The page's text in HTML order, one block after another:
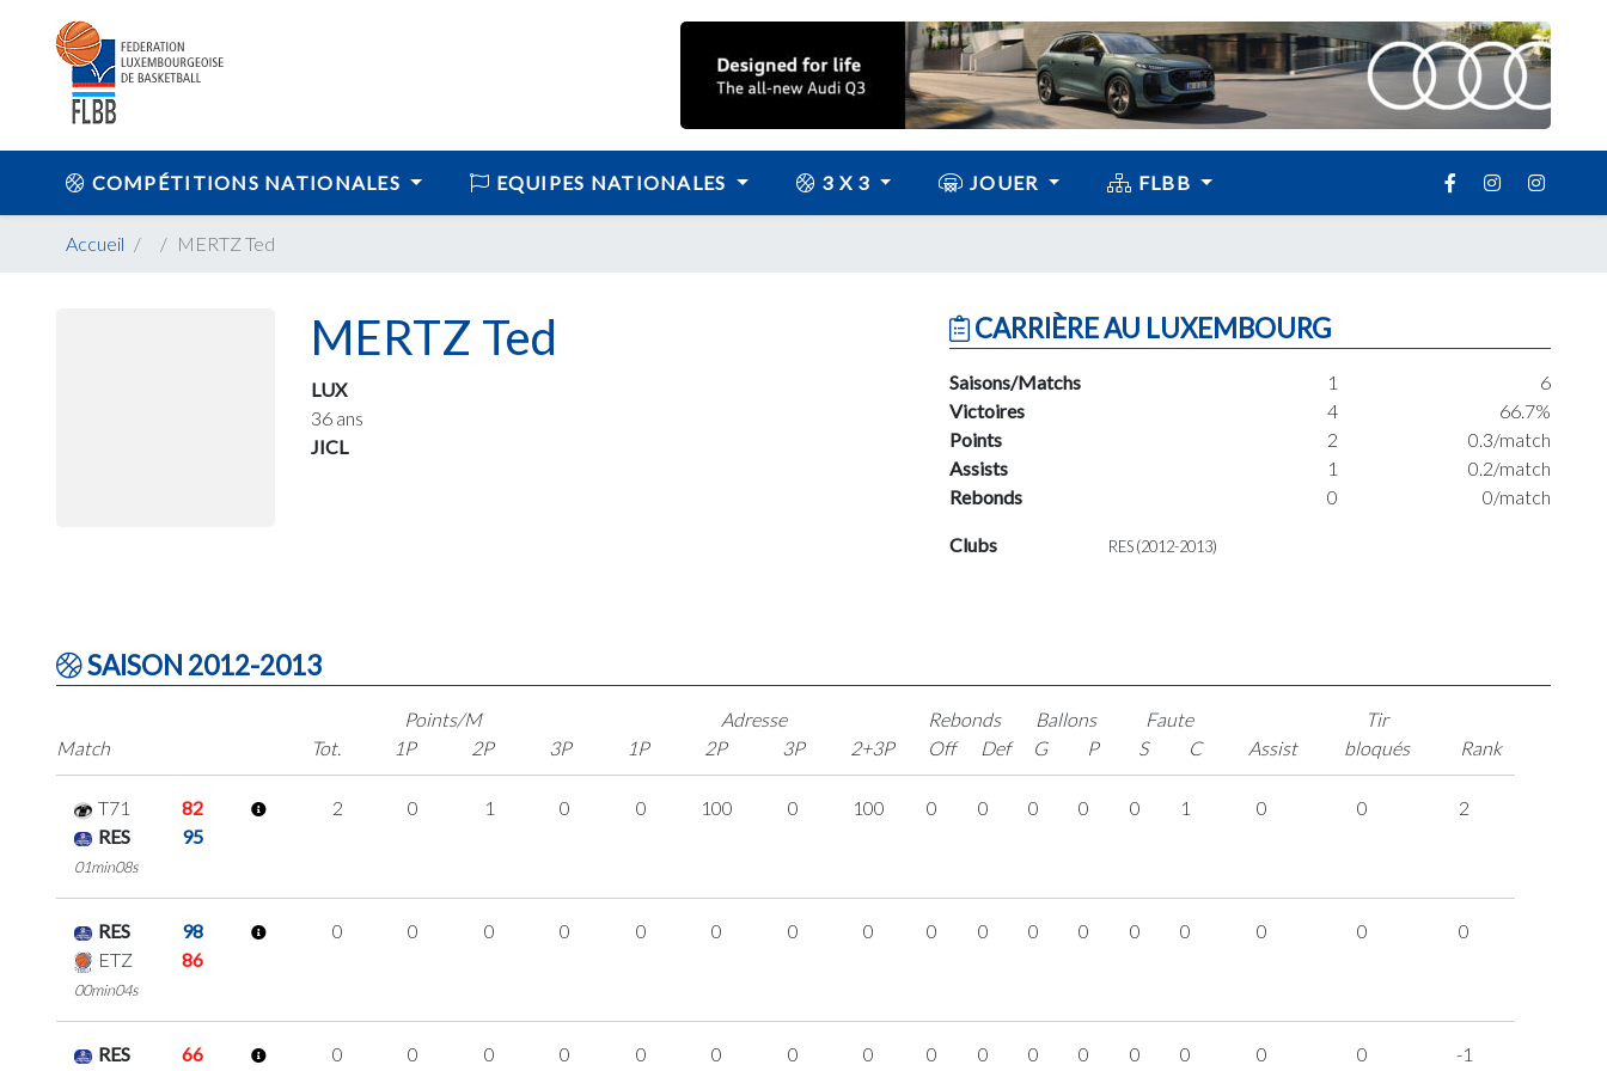
COMPÉTITIONS NATIONALES EQUIPES NATIONALES 3 X 3 JOUER FLBB
Accueil MERTZ Ted
MERTZ Ted
LUX
36 ans
JICL
CARRIÈRE AU LUXEMBOURG
Saisons/Matchs 1
6
Victoires
4
66.7%
Points
2
0.3/match
Assists
1
0.2/match
Rebonds
0 0/match
Clubs RES (2012-2013)
SAISON 2012-2013
Match
Points/M
Tot.
1P 2P 3P
Adresse
1P
2P 3P 2+3P
Rebonds
Off
Def
Ballons
G
P
Faute
S
C Assist
Tir
bloqués
Rank
T71
82
RES
95
01min08s
2 0 1 0 0 100 0 100 0 0 0 0 0 1 0 0 2
RES
98
ETZ
86
00min04s
0 0 0 0 0 0 0 0 0 0 0 0 0 0 0 0 0
RES
66
0 0 0 0 0 0 0 0 0 0 0 0 0 0 0 0 -1